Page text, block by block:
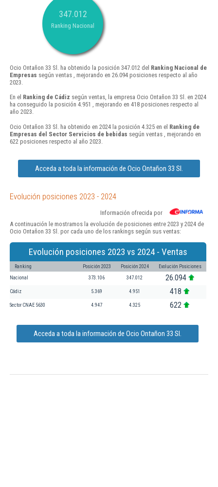
347.012
Ranking Nacional
Ocio Ontañon 33 Sl. ha obtenido la posición 347.012 del Ranking Nacional de
Empresas según ventas , mejorando en 26.094 posiciones respecto al año
2023.
En el Ranking de Cádiz según ventas, la empresa Ocio Ontañon 33 Sl. en 2024
ha conseguido la posición 4.951 , mejorando en 418 posiciones respecto al
año 2023.
Ocio Ontañon 33 Sl. ha obtenido en 2024 la posición 4.325 en el Ranking de
Empresas del Sector Servicios de bebidas según ventas , mejorando en
622 posiciones respecto al año 2023.
Acceda a toda la información de Ocio Ontañon 33 Sl.
Evolución posiciones 2023 - 2024
Información ofrecida por
A continuación le mostramos la evolución de posiciones entre 2023 y 2024 de
Ocio Ontañon 33 Sl. por cada uno de los rankings según sus ventas:
Evolución posiciones 2023 vs 2024 - Ventas
Ranking Posición 2023 Posición 2024 Evolución Posiciones
Nacional 373.106 347.012 26.094
Cádiz 5.369 4.951 418
Sector CNAE 5630 4.947 4.325 622
Acceda a toda la información de Ocio Ontañon 33 Sl.